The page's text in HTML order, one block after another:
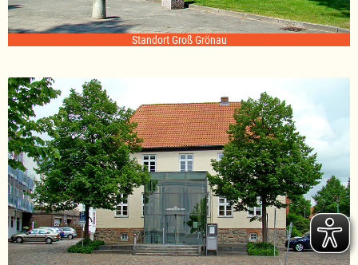
Standort Groß Grönau